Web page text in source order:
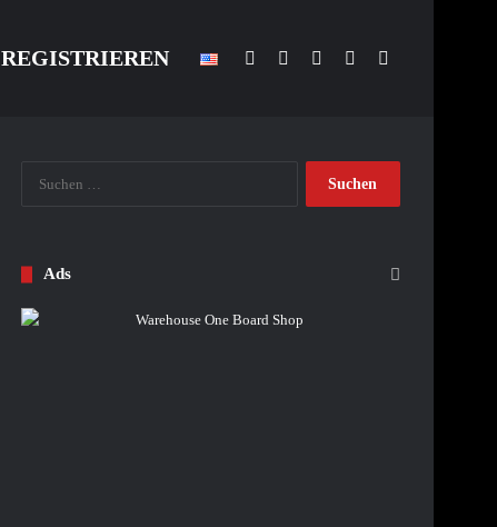
REGISTRIEREN FacebookYouTubeAnmeldenSkin umschalten
Ads